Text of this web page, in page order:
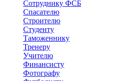
Сотруднику ФСБ
Спасателю
Строителю
Студенту
Таможеннику
Тренеру
Учителю
Финансисту
Фотографу